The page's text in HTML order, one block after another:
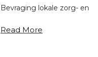
Bevraging lokale zorg- en
ivm hittegolf eind juni 2026
Read More